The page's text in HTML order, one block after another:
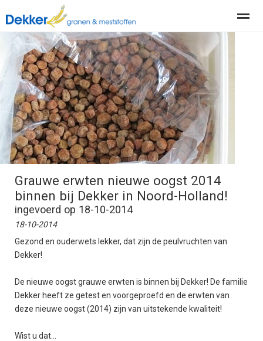
Producten Diensten Actueel Organisatie
Home Nieuws Locatie Contact
Grauwe erwten nieuwe oogst 2014
binnen bij Dekker in Noord-Holland!
ingevoerd op 18-10-2014
18-10-2014
Gezond en ouderwets lekker, dat zijn de peulvruchten van
Dekker!
De nieuwe oogst grauwe erwten is binnen bij Dekker! De familie
Dekker heeft ze getest en voorgeproefd en de erwten van
deze nieuwe oogst (2014) zijn van uitstekende kwaliteit!
Wist u dat…